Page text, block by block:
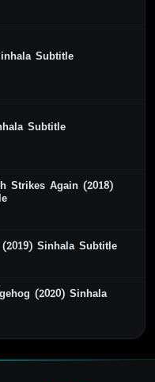
Subtitle
Subtitle
Strikes Again (2018)
Sinhala Subtitle
(2020) Sinhala